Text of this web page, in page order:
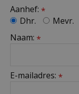
Aanhef: *
Dhr.
Mevr.
Naam: *
E-mailadres: *